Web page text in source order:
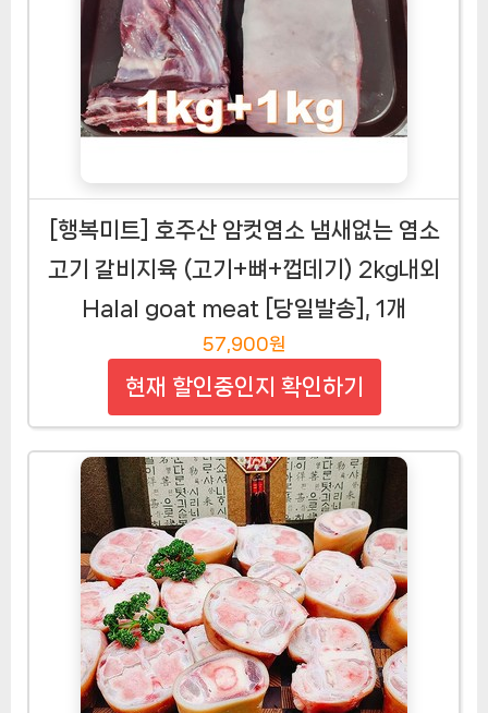
[행복미트] 호주산 암컷염소 냄새없는 염소
고기 갈비지육 (고기+뼈+껍데기) 2kg내외
Halal goat meat [당일발송], 1개
57,900원
현재 할인중인지 확인하기